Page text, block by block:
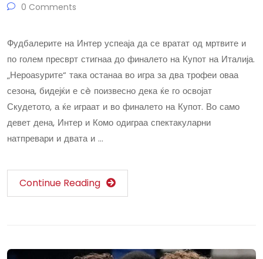
0 Comments
Фудбалерите на Интер успеаја да се вратат од мртвите и
по голем пресврт стигнаа до финалето на Купот на Италија.
„Нероаѕурите“ така останаа во игра за два трофеи оваа
сезона, бидејќи е сè поизвесно дека ќе го освојат
Скудетото, а ќе играат и во финалето на Купот. Во само
девет дена, Интер и Комо одиграа спектакуларни
натпревари и двата и …
Continue Reading